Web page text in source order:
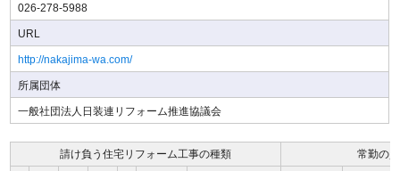
026-278-5988
URL
http://nakajima-wa.com/
所属団体
一般社団法人日装連リフォーム推進協議会
請け負う住宅リフォーム工事の種類 常勤の